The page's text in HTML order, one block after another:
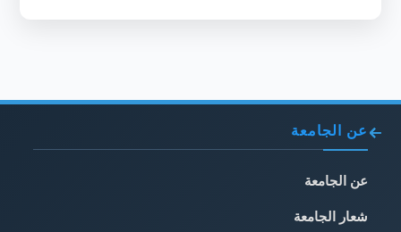
عن الجامعة
عن الجامعة
شعار الجامعة